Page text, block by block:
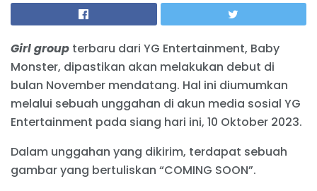
Girl group terbaru dari YG Entertainment, Baby
Monster, dipastikan akan melakukan debut di
bulan November mendatang. Hal ini diumumkan
melalui sebuah unggahan di akun media sosial YG
Entertainment pada siang hari ini, 10 Oktober 2023.
Dalam unggahan yang dikirim, terdapat sebuah
gambar yang bertuliskan “COMING SOON”.